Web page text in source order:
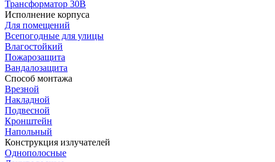
Трансформатор 30В
Исполнение корпуса
Для помещений
Всепогодные для улицы
Влагостойкий
Пожарозащита
Вандалозащита
Способ монтажа
Врезной
Накладной
Подвесной
Кронштейн
Напольный
Конструкция излучателей
Однополосные